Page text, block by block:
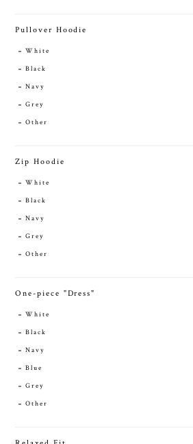
Pullover Hoodie
White
Black
Navy
Grey
Other
Zip Hoodie
White
Black
Navy
Grey
Other
One-piece "Dress"
White
Black
Navy
Blue
Grey
Other